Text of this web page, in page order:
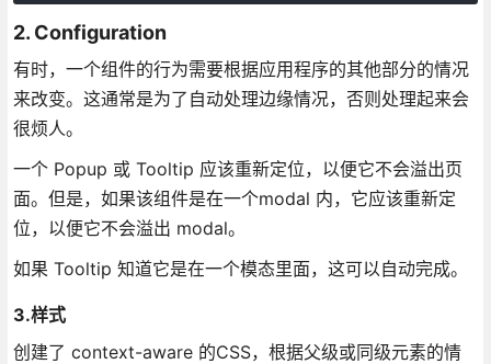
2. Configuration
有时，一个组件的行为需要根据应用程序的其他部分的情况
来改变。这通常是为了自动处理边缘情况，否则处理起来会
很烦人。
一个 Popup 或 Tooltip 应该重新定位，以便它不会溢出页
面。但是，如果该组件是在一个modal 内，它应该重新定
位，以便它不会溢出 modal。
如果 Tooltip 知道它是在一个模态里面，这可以自动完成。
3.样式
创建了 context-aware 的CSS，根据父级或同级元素的情